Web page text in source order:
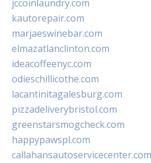
jccoinlaundry.com
kautorepair.com
marjaeswinebar.com
elmazatlanclinton.com
ideacoffeenyc.com
odieschillicothe.com
lacantinitagalesburg.com
pizzadeliverybristol.com
greenstarsmogcheck.com
happypawspl.com
callahansautoservicecenter.com